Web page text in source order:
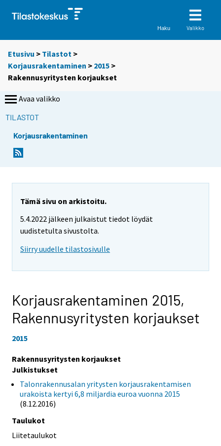
Haku Valikko
Etusivu > Tilastot >
Korjausrakentaminen > 2015 >
Rakennusyritysten korjaukset
Avaa valikko
TILASTOT
Korjausrakentaminen
Tämä sivu on arkistoitu.
5.4.2022 jälkeen julkaistut tiedot löydät
uudistetulta sivustolta.
Siirry uudelle tilastosivulle
Korjausrakentaminen 2015,
Rakennusyritysten korjaukset
2015
Rakennusyritysten korjaukset
Julkistukset
Talonrakennusalan yritysten korjausrakentamisen
urakoista kertyi 6,8 miljardia euroa vuonna 2015
(8.12.2016)
Taulukot
Liitetaulukot